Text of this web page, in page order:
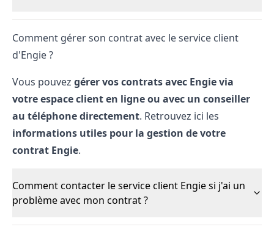
Comment gérer son contrat avec le service client
d'Engie ?
Vous pouvez gérer vos contrats avec Engie via
votre espace client en ligne ou avec un conseiller
au téléphone directement. Retrouvez ici les
informations utiles pour la gestion de votre
contrat Engie.
Comment contacter le service client Engie si j'ai un
problème avec mon contrat ?